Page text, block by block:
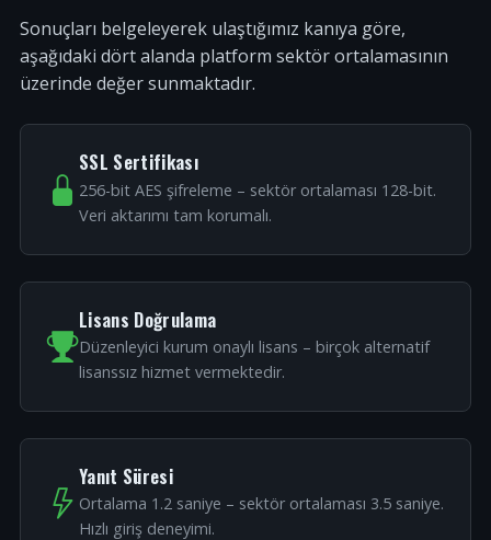
Sonuçları belgeleyerek ulaştığımız kanıya göre,
aşağıdaki dört alanda platform sektör ortalamasının
üzerinde değer sunmaktadır.
SSL Sertifikası
256-bit AES şifreleme – sektör ortalaması 128-bit.
Veri aktarımı tam korumalı.
Lisans Doğrulama
Düzenleyici kurum onaylı lisans – birçok alternatif
lisanssız hizmet vermektedir.
Yanıt Süresi
Ortalama 1.2 saniye – sektör ortalaması 3.5 saniye.
Hızlı giriş deneyimi.